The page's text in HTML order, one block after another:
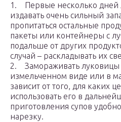
1. Первые несколько дней
издавать очень сильный
пропитаться остальные
пакеты или контейнеры с
подальше от других
случай – раскладывать их
2. Замораживать
измельченном виде или в
зависит от того, для каких
использовать его в
приготовления супов
нарезку.